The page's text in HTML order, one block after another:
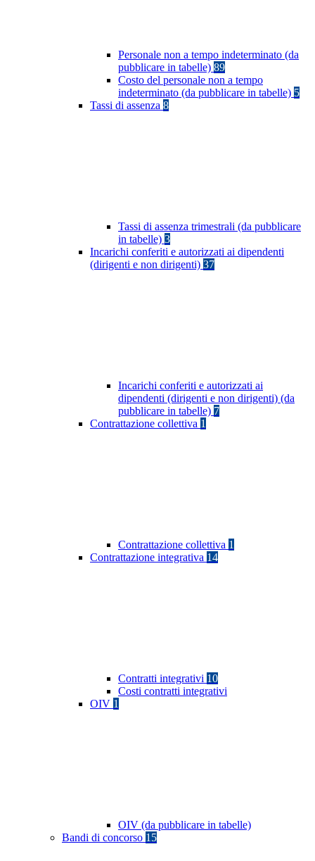
Personale non a tempo indeterminato (da
pubblicare in tabelle) 89
Costo del personale non a tempo
indeterminato (da pubblicare in tabelle) 5
Tassi di assenza 8
Tassi di assenza trimestrali (da pubblicare
in tabelle) 3
Incarichi conferiti e autorizzati ai dipendenti
(dirigenti e non dirigenti) 37
Incarichi conferiti e autorizzati ai
dipendenti (dirigenti e non dirigenti) (da
pubblicare in tabelle) 7
Contrattazione collettiva 1
Contrattazione collettiva 1
Contrattazione integrativa 14
Contratti integrativi 10
Costi contratti integrativi
OIV 1
OIV (da pubblicare in tabelle)
Bandi di concorso 15